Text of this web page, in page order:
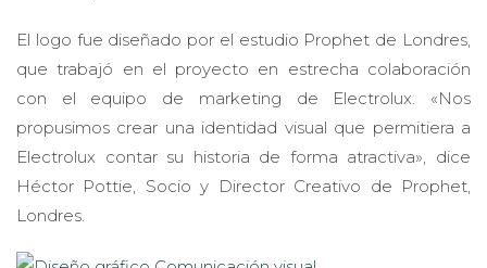
El logo fue diseñado por el estudio Prophet de Londres,
que trabajó en el proyecto en estrecha colaboración
con el equipo de marketing de Electrolux. «Nos
propusimos crear una identidad visual que permitiera a
Electrolux contar su historia de forma atractiva», dice
Héctor Pottie, Socio y Director Creativo de Prophet,
Londres.